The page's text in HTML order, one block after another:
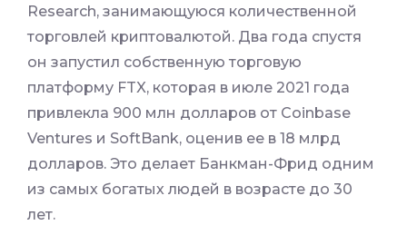
Research, занимающуюся количественной
торговлей криптовалютой. Два года спустя
он запустил собственную торговую
платформу FTX, которая в июле 2021 года
привлекла 900 млн долларов от Coinbase
Ventures и SoftBank, оценив ее в 18 млрд
долларов. Это делает Банкман-Фрид одним
из самых богатых людей в возрасте до 30
лет.